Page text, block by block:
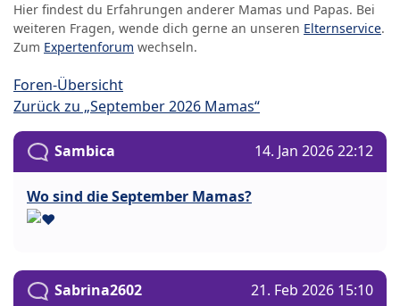
Hier findest du Erfahrungen anderer Mamas und Papas. Bei
weiteren Fragen, wende dich gerne an unseren Elternservice.
Zum Expertenforum wechseln.
Foren-Übersicht
Zurück zu „September 2026 Mamas“
Sambica 14. Jan 2026 22:12
Wo sind die September Mamas?
Sabrina2602 21. Feb 2026 15:10